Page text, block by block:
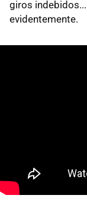
giros
evidentemente.